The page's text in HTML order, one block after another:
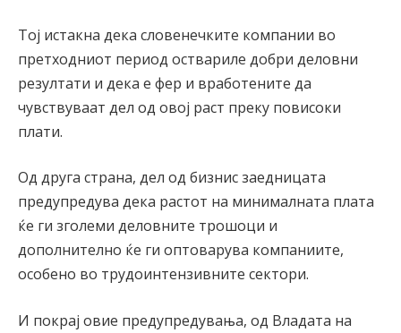
Тој истакна дека словенечките компании во
претходниот период оствариле добри деловни
резултати и дека е фер и вработените да
чувствуваат дел од овој раст преку повисоки
плати.
Од друга страна, дел од бизнис заедницата
предупредува дека растот на минималната плата
ќе ги зголеми деловните трошоци и
дополнително ќе ги оптоварува компаниите,
особено во трудоинтензивните сектори.
И покрај овие предупредувања, од Владата на